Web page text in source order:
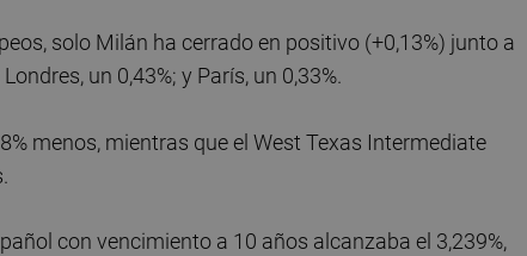
solo Milán ha cerrado en positivo (+0,13%) junto a
un 0,43%; y París, un 0,33%.
menos, mientras que el West Texas Intermediate
con vencimiento a 10 años alcanzaba el 3,239%,